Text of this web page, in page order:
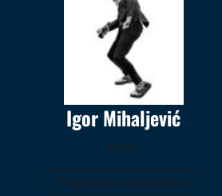
Igor Mihaljević
Editor
Pogledaj sve tekstove